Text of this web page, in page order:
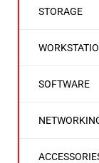
STORAGE
SOFTWARE